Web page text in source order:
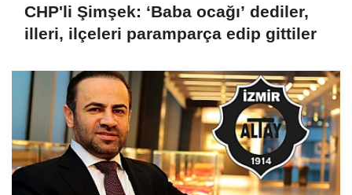
CHP'li Şimşek: ‘Baba ocağı’ dediler,
illeri, ilçeleri paramparça edip gittiler